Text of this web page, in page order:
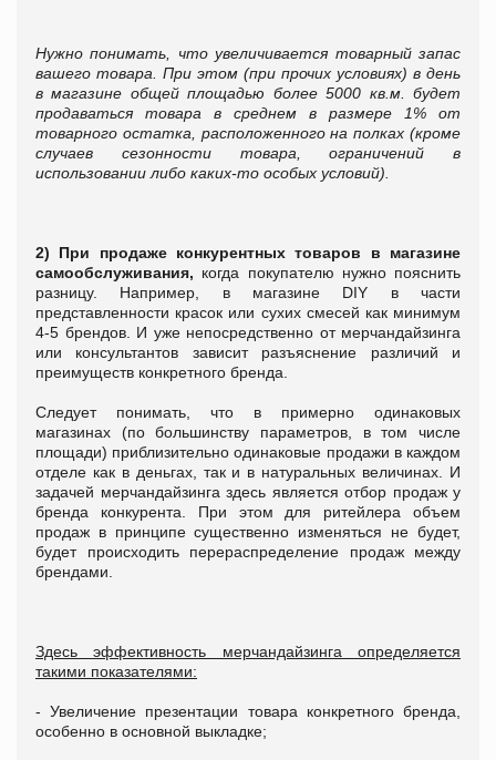
Нужно понимать, что увеличивается товарный запас
вашего товара. При этом (при прочих условиях) в день
в магазине общей площадью более 5000 кв.м. будет
продаваться товара в среднем в размере 1% от
товарного остатка, расположенного на полках (кроме
случаев сезонности товара, ограничений в
использовании либо каких-то особых условий).
2)
При продаже конкурентных товаров в магазине
самообслуживания, когда покупателю нужно пояснить
разницу. Например, в магазине DIY в части
представленности красок или сухих смесей как минимум
4-5 брендов. И уже непосредственно от мерчандайзинга
или консультантов зависит разъяснение различий и
преимуществ конкретного бренда.
Следует понимать, что в примерно одинаковых
магазинах (по большинству параметров, в том числе
площади) приблизительно одинаковые продажи в каждом
отделе как в деньгах, так и в натуральных величинах. И
задачей мерчандайзинга здесь является отбор продаж у
бренда конкурента. При этом для ритейлера объем
продаж в принципе существенно изменяться не будет,
будет происходить перераспределение продаж между
брендами.
Здесь эффективность мерчандайзинга определяется
такими показателями:
- Увеличение презентации товара конкретного бренда,
особенно в основной выкладке;